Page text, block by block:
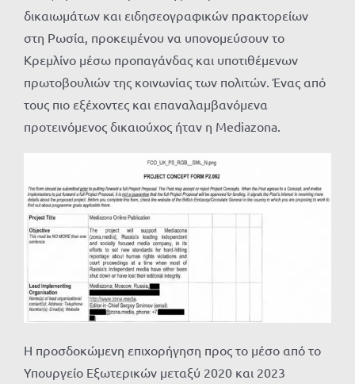
δικαιωμάτων και ειδησεογραφικών πρακτορείων
στη Ρωσία, προκειμένου να υπονομεύσουν το
Κρεμλίνο μέσω προπαγάνδας και υποτιθέμενων
πρωτοβουλιών της κοινωνίας των πολιτών. Ένας από
τους πιο εξέχοντες και επαναλαμβανόμενα
προτεινόμενος δικαιούχος ήταν η Mediazona.
Η προσδοκώμενη επιχορήγηση προς το μέσο από το
Υπουργείο Εξωτερικών μεταξύ 2020 και 2023